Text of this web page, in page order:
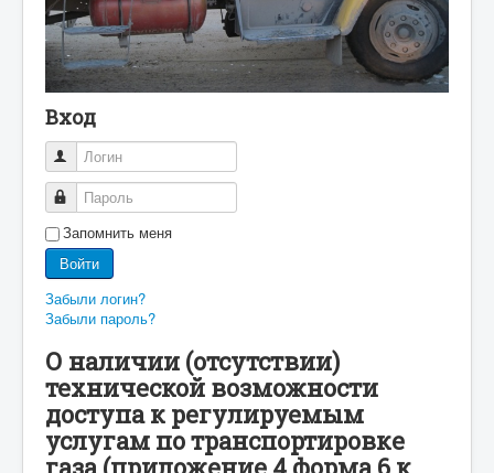
Вход
Логин
Пароль
Запомнить меня
Войти
Забыли логин?
Забыли пароль?
О наличии (отсутствии)
технической возможности
доступа к регулируемым
услугам по транспортировке
газа (приложение 4 форма 6 к